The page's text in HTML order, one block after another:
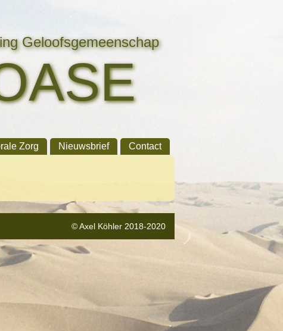
Geloofsgemeenschap
Zorg Nieuwsbrief Contact
© Axel Köhler 2018-2020